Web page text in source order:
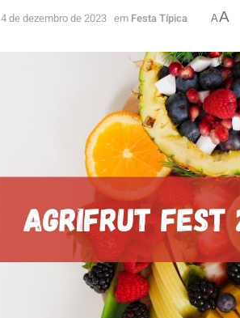
4 de dezembro de 2023 em Festa Típica AA